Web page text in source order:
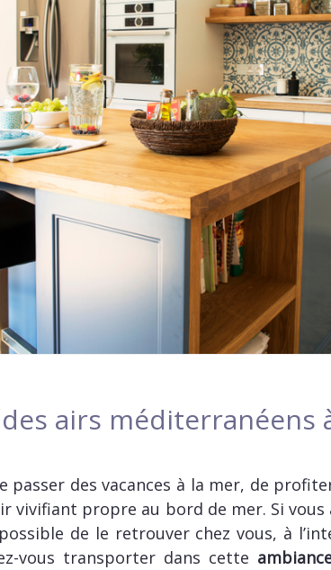
airs méditerranéens
passer des vacances à la mer, de
vivifiant propre au bord de mer. Si
de le retrouver chez vous, à
vous transporter dans cette